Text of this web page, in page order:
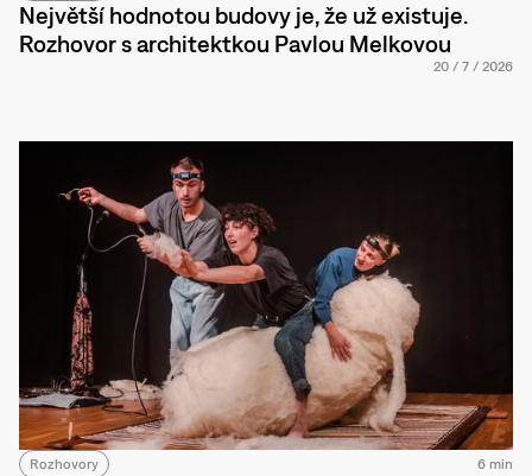
Největší hodnotou budovy je, že už existuje.
Rozhovor s architektkou Pavlou Melkovou
20 / 7 / 2026
Rozhovory 6 min